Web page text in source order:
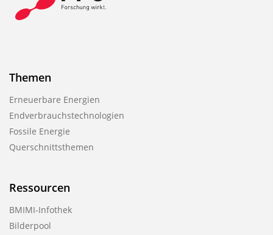
Themen
Erneuerbare Energien
Endverbrauchstechnologien
Fossile Energie
Querschnittsthemen
Ressourcen
BMIMI-Infothek
Bilderpool